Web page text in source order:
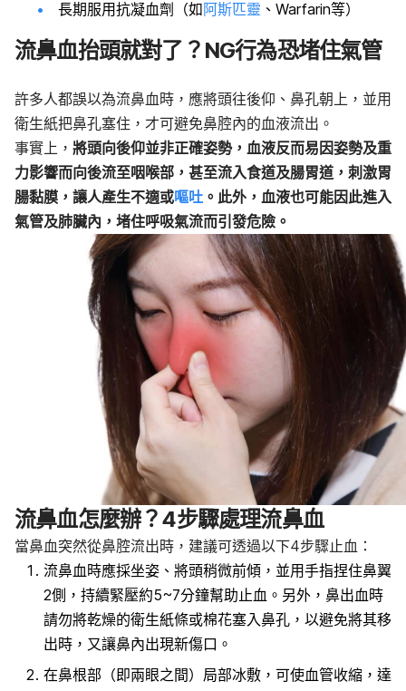
長期服用抗凝血劑（如阿斯匹靈 、Warfarin等）
流鼻血抬頭就對了？NG行為恐堵住氣管
許多人都誤以為流鼻血時，應將頭往後仰、鼻孔朝上，並用
衛生紙把鼻孔塞住，才可避免鼻腔內的血液流出。
事實上， 將頭向後仰並非正確姿勢，血液反而易因姿勢及重
力影響而向後流至咽喉部，甚至流入食道及腸胃道，刺激胃
腸黏膜，讓人產生不適或嘔吐 。此外，血液也可能因此進入
氣管及肺臟內，堵住呼吸氣流而引發危險。
流鼻血怎麼辦？4步驟處理流鼻血
當鼻血突然從鼻腔流出時，建議可透過以下4步驟止血：
流鼻血時應採坐姿、將頭稍微前傾，並用手指捏住鼻翼
2側，持續緊壓約5~7分鐘幫助止血。另外，鼻出血時
請勿將乾燥的衛生紙條或棉花塞入鼻孔，以避免將其移
出時，又讓鼻內出現新傷口。
在鼻根部（即兩眼之間）局部冰敷，可使血管收縮，達